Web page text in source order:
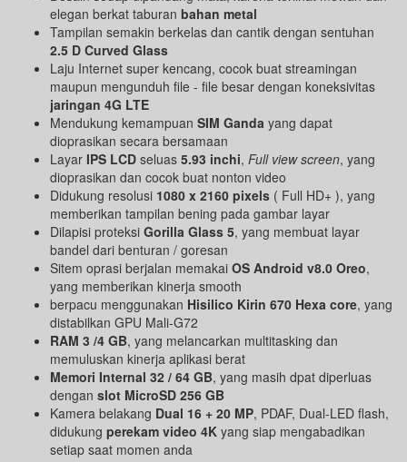
elegan berkat taburan bahan metal
Tampilan semakin berkelas dan cantik dengan sentuhan
2.5 D Curved Glass
Laju Internet super kencang, cocok buat streamingan
maupun mengunduh file - file besar dengan koneksivitas
jaringan 4G LTE
Mendukung kemampuan SIM Ganda yang dapat
dioprasikan secara bersamaan
Layar IPS LCD seluas 5.93 inchi, Full view screen, yang
dioprasikan dan cocok buat nonton video
Didukung resolusi 1080 x 2160 pixels ( Full HD+ ), yang
memberikan tampilan bening pada gambar layar
Dilapisi proteksi Gorilla Glass 5, yang membuat layar
bandel dari benturan / goresan
Sitem oprasi berjalan memakai OS Android v8.0 Oreo,
yang memberikan kinerja smooth
berpacu menggunakan Hisilico Kirin 670 Hexa core, yang
distabilkan GPU Mali-G72
RAM 3 /4 GB, yang melancarkan multitasking dan
memuluskan kinerja aplikasi berat
Memori Internal 32 / 64 GB, yang masih dpat diperluas
dengan slot MicroSD 256 GB
Kamera belakang Dual 16 + 20 MP, PDAF, Dual-LED flash,
didukung perekam video 4K yang siap mengabadikan
setiap saat momen anda